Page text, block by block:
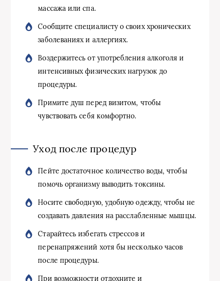
массажа или спа.
Сообщите специалисту о своих хронических
заболеваниях и аллергиях.
Воздержитесь от употребления алкоголя и
интенсивных физических нагрузок до
процедуры.
Примите душ перед визитом, чтобы
чувствовать себя комфортно.
Уход после процедур
Пейте достаточное количество воды, чтобы
помочь организму выводить токсины.
Носите свободную, удобную одежду, чтобы не
создавать давления на расслабленные мышцы.
Старайтесь избегать стрессов и
перенапряжений хотя бы несколько часов
после процедуры.
При возможности отдохните и